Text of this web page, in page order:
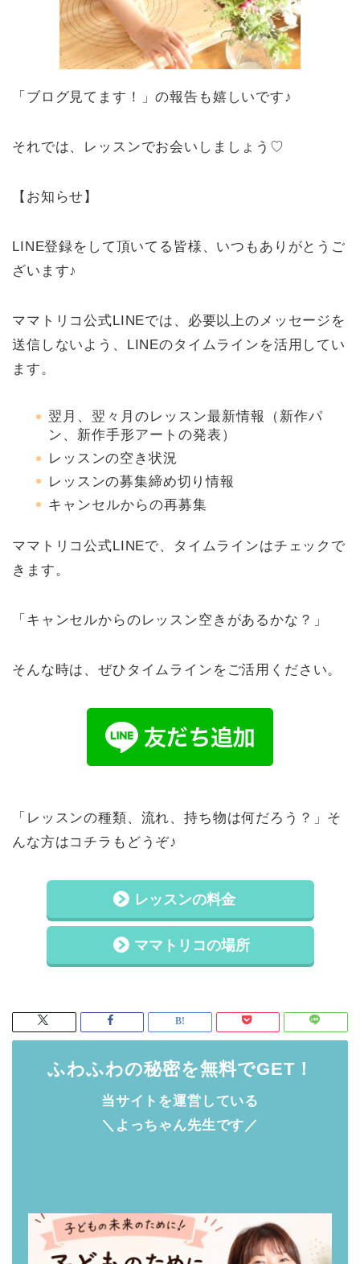
「ブログ見てます！」の報告も嬉しいです♪
それでは、レッスンでお会いしましょう♡
【お知らせ】
LINE登録をして頂いてる皆様、いつもありがとうご
ざいます♪
ママトリコ公式LINEでは、必要以上のメッセージを
送信しないよう、LINEのタイムラインを活用してい
ます。
翌月、翌々月のレッスン最新情報（新作パ
ン、新作手形アートの発表）
レッスンの空き状況
レッスンの募集締め切り情報
キャンセルからの再募集
ママトリコ公式LINEで、タイムラインはチェックで
きます。
「キャンセルからのレッスン空きがあるかな？」
そんな時は、ぜひタイムラインをご活用ください。
「レッスンの種類、流れ、持ち物は何だろう？」そ
んな方はコチラもどうぞ♪
レッスンの料金
ママトリコの場所
ふわふわの秘密を無料でGET！
当サイトを運営している
＼よっちゃん先生です／